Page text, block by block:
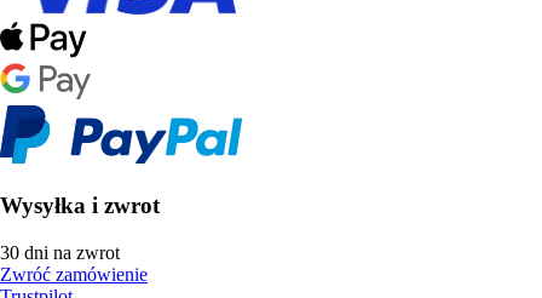
Wysyłka i zwrot
30 dni na zwrot
Zwróć zamówienie